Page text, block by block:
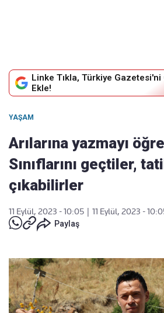
Linke Tıkla, Türkiye
Ekle!
YAŞAM
Arılarına yazmayı
Sınıflarını geçtiler,
çıkabilirler
11 Eylül, 2023 - 10:05
11 Eylül, 2023 -
Paylaş